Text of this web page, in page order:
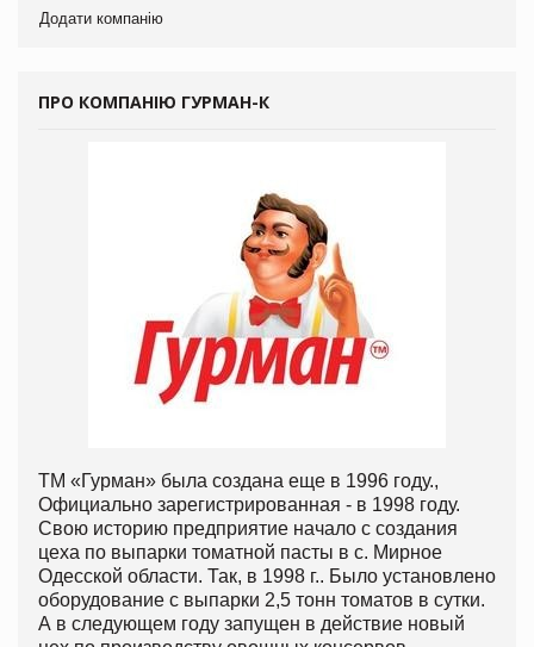
Додати компанію
ПРО КОМПАНІЮ ГУРМАН-К
ТМ «Гурман» была создана еще в 1996 году.,
Официально зарегистрированная - в 1998 году.
Свою историю предприятие начало с создания
цеха по выпарки томатной пасты в с. Мирное
Одесской области. Так, в 1998 г.. Было установлено
оборудование с выпарки 2,5 тонн томатов в сутки.
А в следующем году запущен в действие новый